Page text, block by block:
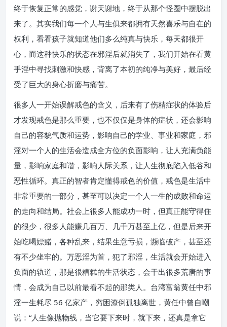
终于恢复正常的感觉，谢天谢地，终于从那个怪圈中摆脱出
来了。其实我们每一个人与生俱来都拥有天然喜乐与自在的
权利，看看孩子就知道他们多么纯真与快乐，每天都很开
心，而这种快乐的状态在邪淫后就消失了，我们开始在看黄
手淫中寻找刺激和快感，背离了本初的纯净与美好，最后经
受了巨大的身心折磨与痛苦。
很多人一开始误解戒色的含义，后来有了伤精症状的体验后
才发现戒色是那么重要，也不仅仅是身体的症状，还会影响
自己的容貌气质和运势，影响自己的学业、事业和家庭，邪
淫对一个人的生活会造成全方位的负面影响，让人充满负能
量，影响家庭和谐，影响人际关系，让人生彻底陷入低谷和
恶性循环。真正的智者肯定懂得戒色的价值，戒色是生活中
非常重要的一部分，甚至可以决定一个人一生的成败和命运
的走向和结局。社会上很多人能成功一时，但真正能守得住
的很少，很多人能赚几百万、几千万甚至上亿，但是后来开
始吃喝嫖赌，各种乱来，结果生意亏损，濒临破产，甚至还
有不少坐牢的。万恶淫为首，犯了邪淫，生活就会开始进入
负面的轨道，那是很糟糕的生活状态，会干出很多荒唐的事
情，会成为自己以前最看不起的那类人。台湾富翁黄任中邪
淫一生耗尽 56 亿家产，穷困潦倒孤独离世，黄任中曾自嘲
说：“人生像抛物线，当它要下来时，就下来，还真是拿它